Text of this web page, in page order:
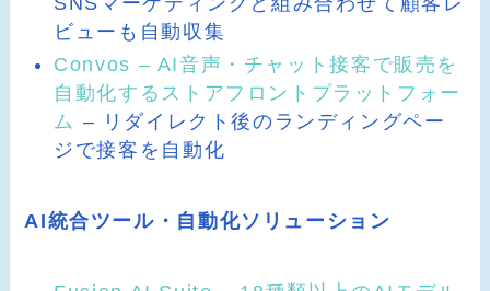
ビューも自動収集
Convos – AI音声・チャット接客で販売を
自動化するストアフロントプラットフォー
ム – リダイレクト後のランディングペー
ジで接客を自動化
AI統合ツール・自動化ソリューション